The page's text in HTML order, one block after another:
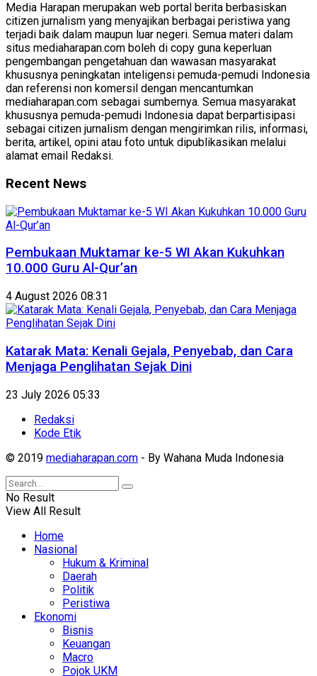
Media Harapan merupakan web portal berita berbasiskan
citizen jurnalism yang menyajikan berbagai peristiwa yang
terjadi baik dalam maupun luar negeri. Semua materi dalam
situs mediaharapan.com boleh di copy guna keperluan
pengembangan pengetahuan dan wawasan masyarakat
khususnya peningkatan inteligensi pemuda-pemudi Indonesia
dan referensi non komersil dengan mencantumkan
mediaharapan.com sebagai sumbernya. Semua masyarakat
khususnya pemuda-pemudi Indonesia dapat berpartisipasi
sebagai citizen jurnalism dengan mengirimkan rilis, informasi,
berita, artikel, opini atau foto untuk dipublikasikan melalui
alamat email Redaksi.
Recent News
Pembukaan Muktamar ke-5 WI Akan Kukuhkan
10.000 Guru Al-Qur’an
4 August 2026 08:31
Katarak Mata: Kenali Gejala, Penyebab, dan Cara
Menjaga Penglihatan Sejak Dini
23 July 2026 05:33
Redaksi
Kode Etik
© 2019 mediaharapan.com - By Wahana Muda Indonesia
No Result
View All Result
Home
Nasional
Hukum & Kriminal
Daerah
Politik
Peristiwa
Ekonomi
Bisnis
Keuangan
Macro
Pojok UKM